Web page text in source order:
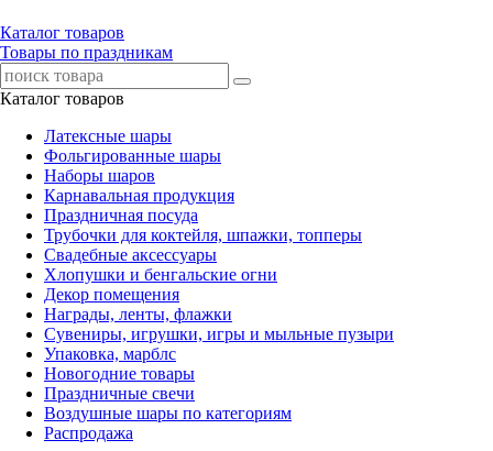
Каталог товаров
Товары по праздникам
Каталог товаров
Латексные шары
Фольгированные шары
Наборы шаров
Карнавальная продукция
Праздничная посуда
Трубочки для коктейля, шпажки, топперы
Свадебные аксессуары
Хлопушки и бенгальские огни
Декор помещения
Награды, ленты, флажки
Сувениры, игрушки, игры и мыльные пузыри
Упаковка, марблс
Новогодние товары
Праздничные свечи
Воздушные шары по категориям
Распродажа